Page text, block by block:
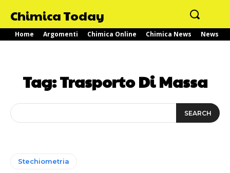
Chimica Today
Home Argomenti Chimica Online Chimica News News
Tag:Trasporto Di Massa
SEARCH
Stechiometria